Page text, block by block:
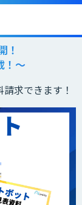
！
！～
求できます！